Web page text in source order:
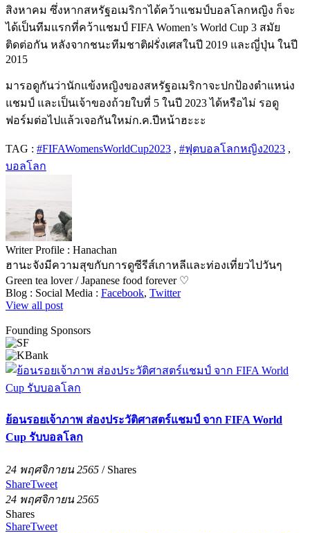
สิงหาคม ซึ่งหากสหรัฐอเมริกาได้คว้าแชมป์บอลโลกหญิง ก็จะ
ได้เป็นทีมแรกที่คว้าแชมป์ FIFA Women’s World Cup 3 สมัย
ติดต่อกัน หลังจากชนะทีมชาติฝรั่งเศสในปี 2019 และญี่ปุ่น ในปี
2015
มารอดูกันว่านักแข้งหญิงของสหรัฐอเมริกาจะปกป้องตำแหน่ง
แชมป์ และเป็นเจ้าของถ้วยใบที่ 5 ในปี 2023 ได้หรือไม่ รอดู
ฟอร์มต่อไปแล้วเจอกันใหม่ก.ค.ปีหน้าฮะะะ
TAG : #FIFAWomensWorldCup2023 , #ฟุตบอลโลกหญิง2023 ,
บอลโลก
Writer Profile : Hanachan
ฮานะจังมีความสุขกับการดูซีรีส์เกาหลีและท่องเที่ยวไปวันๆ
Green tea lover / Japanese food forever ♡
Blog : Social Media : Facebook, Twitter
View all post
Founding Sponsors
ย้อนรอยเจ้าภาพ ส่องประวัติศาสตร์แชมป์ จาก FIFA World
Cup รับบอลโลก
24 พฤศจิกายน 2565 / Shares
ShareTweet
24 พฤศจิกายน 2565
Shares
ShareTweet